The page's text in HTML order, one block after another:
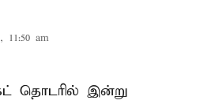
11:50 am
தொடரில் இன்று